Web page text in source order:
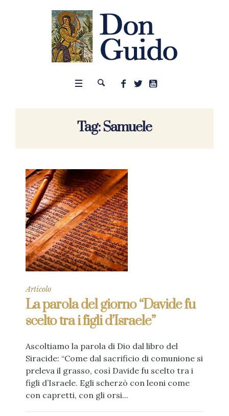
Tag:Samuele
Articolo
La parola del giorno “Davide fu
scelto tra i figli d’Israele”
Ascoltiamo la parola di Dio dal libro del
Siracide: “Come dal sacrificio di comunione si
preleva il grasso, così Davide fu scelto tra i
figli d’Israele. Egli scherzò con leoni come
con capretti, con gli orsi...